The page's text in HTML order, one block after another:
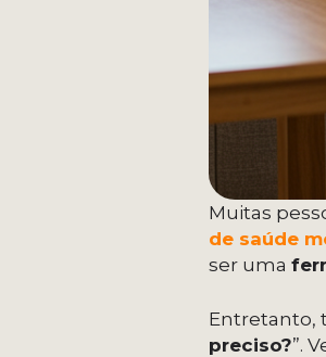
Muitas
de saúde
ser uma
Entretanto,
preciso?”.